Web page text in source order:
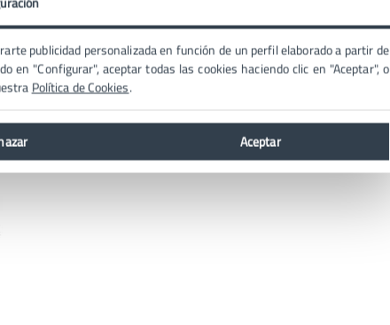
publicidad personalizada en función de un perfil elaborado a partir de
"Configurar", aceptar todas las cookies haciendo clic en "Aceptar", o
Política de Cookies.
Aceptar